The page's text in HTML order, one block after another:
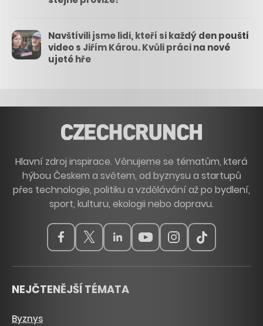
Navštívili jsme lidi, kteří si každý den pouští
video s Jiřím Károu. Kvůli práci na nové
ujeté hře
Hlavní zdroj inspirace. Věnujeme se tématům, která
hýbou Českem a světem, od byznysu a startupů
přes technologie, politiku a vzdělávání až po bydlení,
sport, kulturu, ekologii nebo dopravu.
NEJČTENĚJŠÍ TÉMATA
Byznys